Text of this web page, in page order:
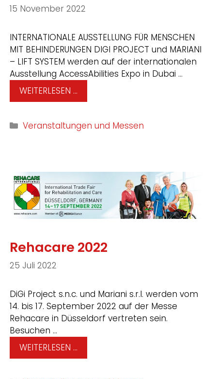
15 November 2022
INTERNATIONALE AUSSTELLUNG FÜR MENSCHEN
MIT BEHINDERUNGEN DIGI PROJECT und MARIANI
– LIFT SYSTEM werden auf der internationalen
Ausstellung AccessAbilities Expo in Dubai …
WEITERLESEN …
Veranstaltungen und Messen
Rehacare 2022
25 Juli 2022
DiGi Project s.n.c. und Mariani s.r.l. werden vom
14. bis 17. September 2022 auf der Messe
Rehacare in Düsseldorf vertreten sein.
Besuchen …
WEITERLESEN …